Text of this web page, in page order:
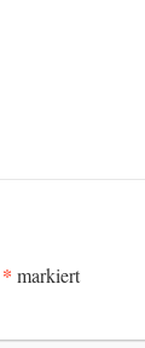
* markiert